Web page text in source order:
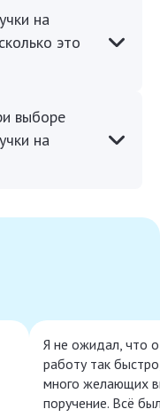
на
это
выборе
на
Я не ожидал, что
работу так
много желающих
поручение. Всё